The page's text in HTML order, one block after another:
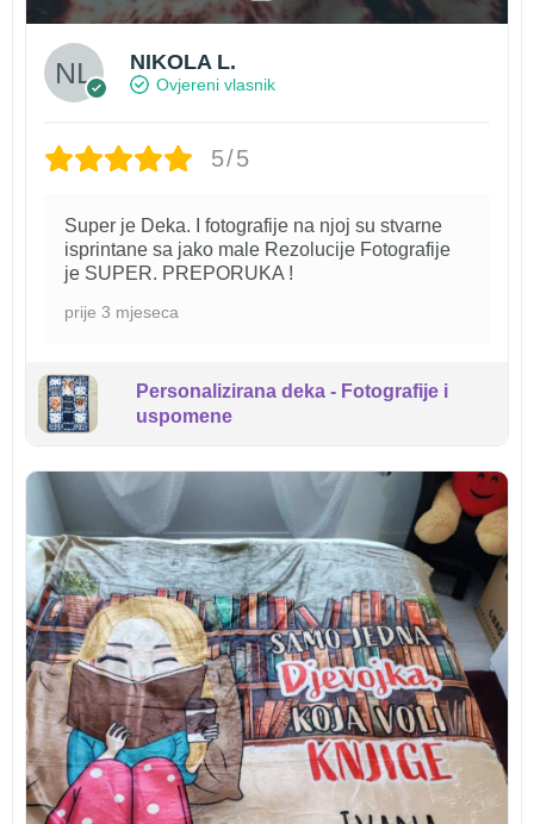
NIKOLA L.
Ovjereni vlasnik
5/5
Super je Deka. I fotografije na njoj su stvarne
isprintane sa jako male Rezolucije Fotografije
je SUPER. PREPORUKA !
prije 3 mjeseca
Personalizirana deka - Fotografije i
uspomene